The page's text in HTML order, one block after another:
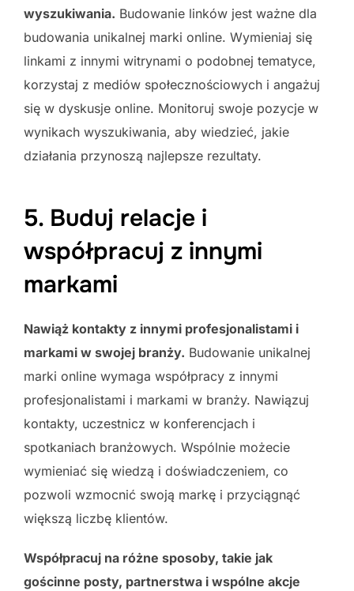
wyszukiwania. Budowanie linków jest ważne dla
budowania unikalnej marki online. Wymieniaj się
linkami z innymi witrynami o podobnej tematyce,
korzystaj z mediów społecznościowych i angażuj
się w dyskusje online. Monitoruj swoje pozycje w
wynikach wyszukiwania, aby wiedzieć, jakie
działania przynoszą najlepsze rezultaty.
5. Buduj relacje i
współpracuj z innymi
markami
Nawiąż kontakty z innymi profesjonalistami i
markami w swojej branży. Budowanie unikalnej
marki online wymaga współpracy z innymi
profesjonalistami i markami w branży. Nawiązuj
kontakty, uczestnicz w konferencjach i
spotkaniach branżowych. Wspólnie możecie
wymieniać się wiedzą i doświadczeniem, co
pozwoli wzmocnić swoją markę i przyciągnąć
większą liczbę klientów.
Współpracuj na różne sposoby, takie jak
gościnne posty, partnerstwa i wspólne akcje